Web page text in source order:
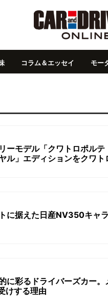
コラム＆エッセイ モー
ーモデル「クワトロポルテ
ル」エディションをクワト
に据えた日産NV350キャ
に彩るドライバーズカー。
けする理由